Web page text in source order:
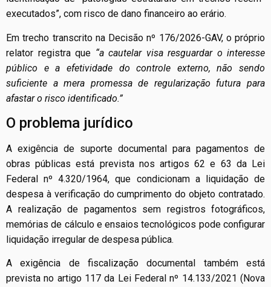
executados”, com risco de dano financeiro ao erário.
Em trecho transcrito na Decisão nº 176/2026-GAV, o próprio
relator registra que “a cautelar visa resguardar o interesse
público e a efetividade do controle externo, não sendo
suficiente a mera promessa de regularização futura para
afastar o risco identificado.”
O problema jurídico
A exigência de suporte documental para pagamentos de
obras públicas está prevista nos artigos 62 e 63 da Lei
Federal nº 4.320/1964, que condicionam a liquidação de
despesa à verificação do cumprimento do objeto contratado.
A realização de pagamentos sem registros fotográficos,
memórias de cálculo e ensaios tecnológicos pode configurar
liquidação irregular de despesa pública.
A exigência de fiscalização documental também está
prevista no artigo 117 da Lei Federal nº 14.133/2021 (Nova